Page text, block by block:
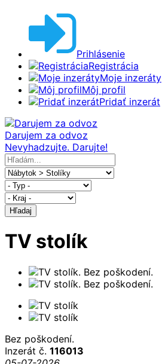
Prihlásenie
Registrácia
Moje inzeráty
Môj profil
Pridať inzerát
Darujem za odvoz
Nevyhadzujte. Darujte!
Hľadaj
TV stolík
Bez poškodení.
Inzerát č. 116013